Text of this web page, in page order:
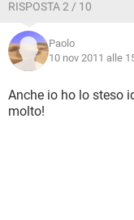
RISPOSTA 2 / 10
Paolo
10 nov 2011 alle
Anche io ho lo steso
molto!